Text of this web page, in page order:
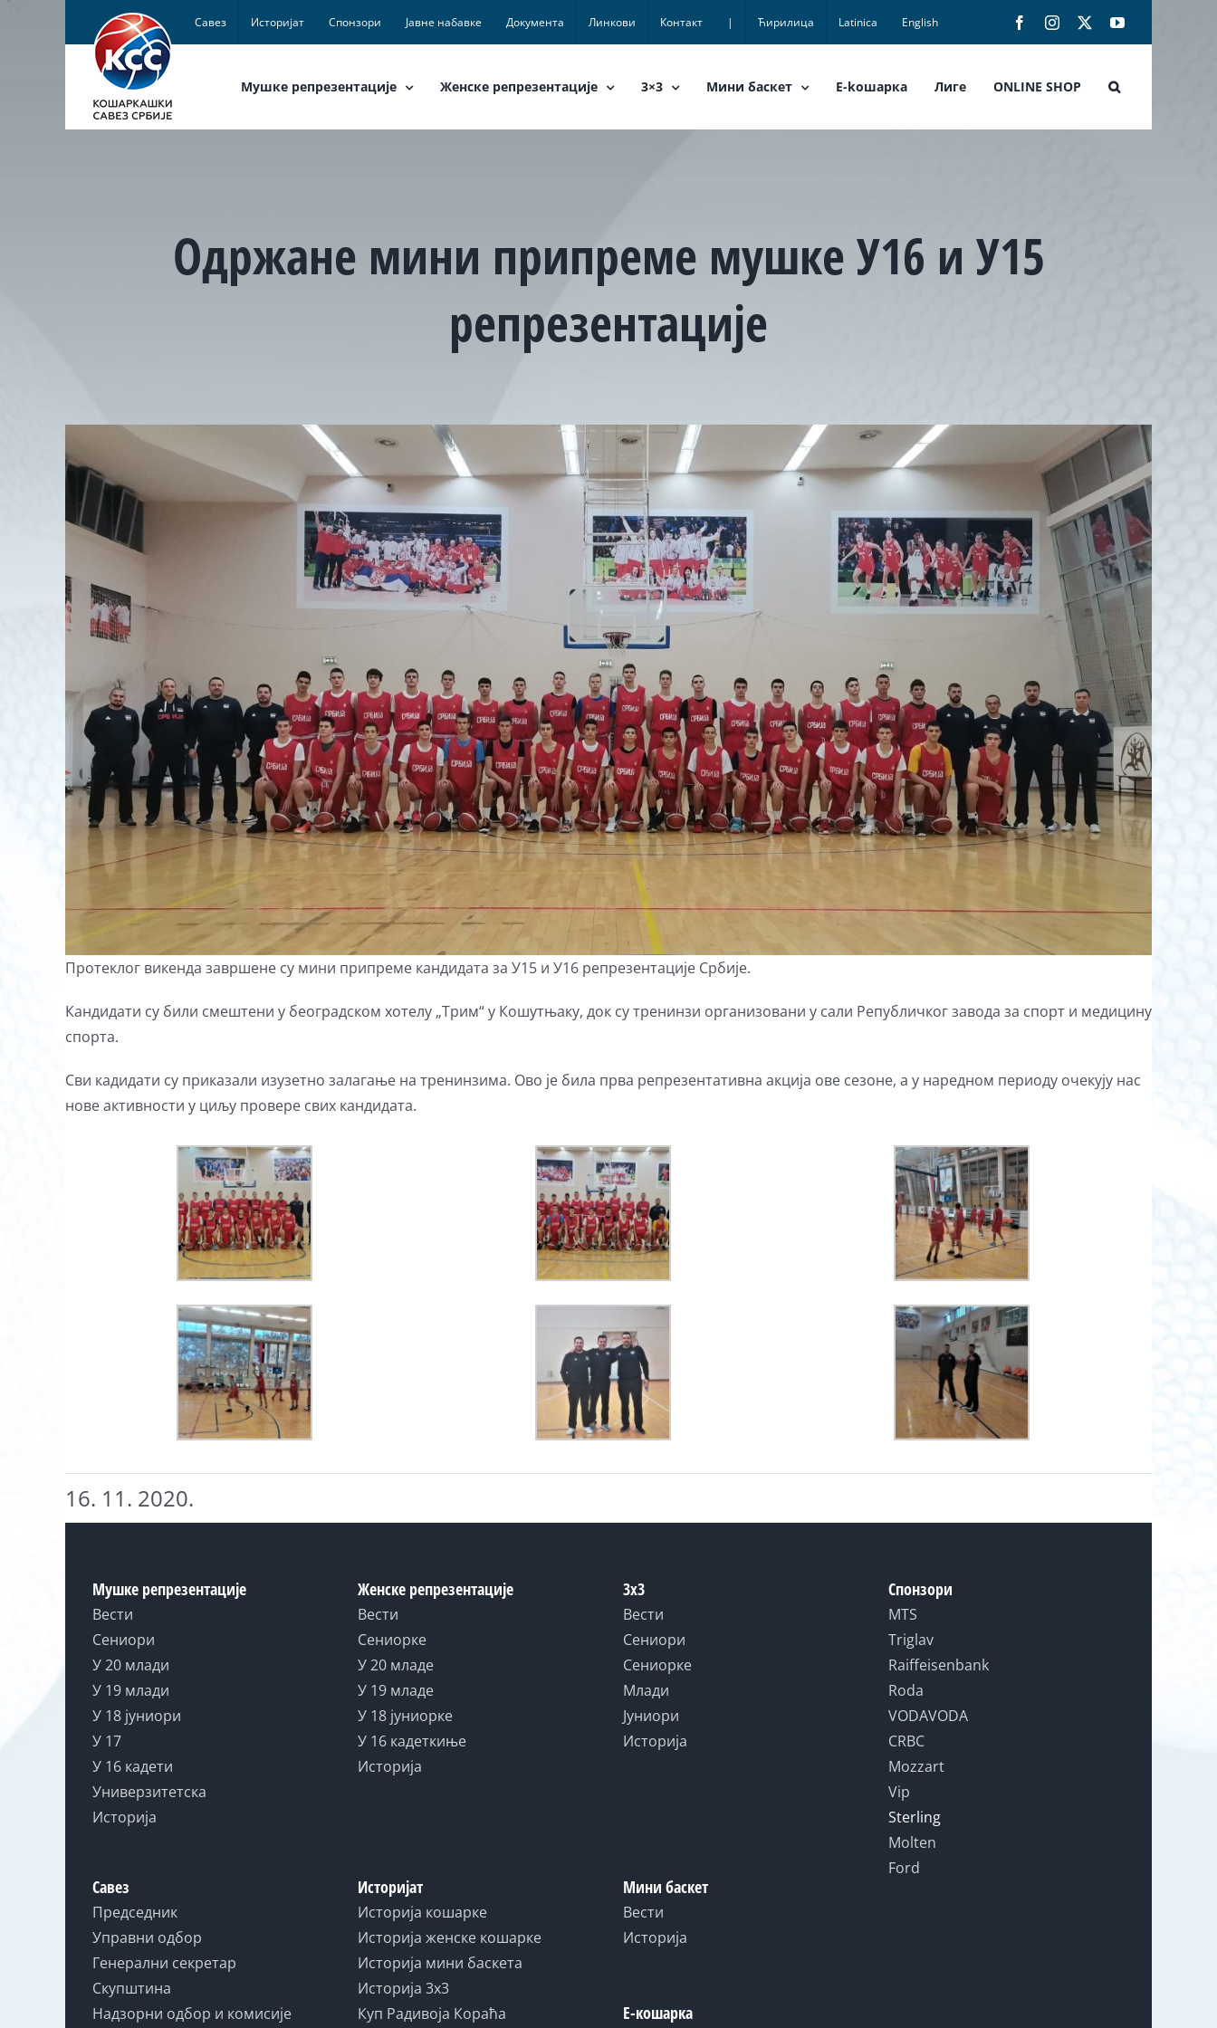
Савез Историјат Спонзори Јавне набавке Документа Линкови Контакт | Ћирилица Latinica English FacebookInstagram YouTube
Мушке репрезентације Женске репрезентације 3×3 Мини баскет E-koшарка Лиге ONLINE SHOP
Одржане мини припреме мушке У16 и У15
репрезентације
Larger
Image
Протеклог викенда завршене су мини припреме кандидата за У15 и У16 репрезентације Србије.
Кандидати су били смештени у београдском хотелу „Трим“ у Кошутњаку, док су тренинзи организовани у сали Републичког завода за спорт и медицину
спорта.
Сви кадидати су приказали изузетно залагање на тренинзима. Ово је била прва репрезентативна акција ове сезоне, а у наредном периоду очекују нас
нове активности у циљу провере свих кандидата.
16. 11. 2020.
Мушке репрезентације
Вести
Сениори
У 20 млади
У 19 млади
У 18 јуниори
У 17
У 16 кадети
Универзитетска
Историја
Савез
Председник
Управни одбор
Генерални секретар
Скупштина
Надзорни одбор и комисије
Женске репрезентације
Вести
Сениорке
У 20 младе
У 19 младе
У 18 јуниорке
У 16 кадеткиње
Историја
Историјат
Историја кошарке
Историја женске кошарке
Историја мини баскета
Историја 3x3
Куп Радивоја Кораћа
3x3
Вести
Сениори
Сениорке
Млади
Јуниори
Историја
Мини баскет
Вести
Историја
Е-кошарка
Спонзори
MTS
Triglav
Raiffeisenbank
Roda
VODAVODA
CRBC
Mozzart
Vip
Sterling
Molten
Ford